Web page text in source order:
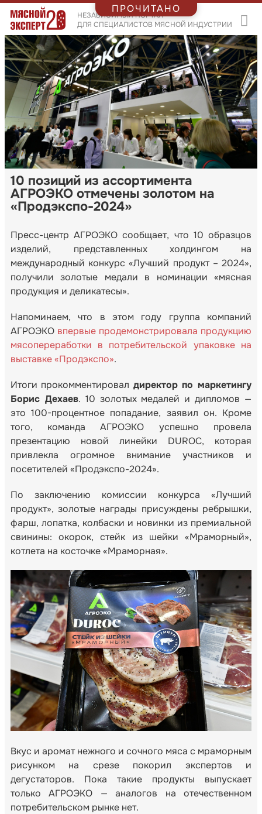
НЕЗАВИСИМЫЙ ПОРТАЛ
ДЛЯ СПЕЦИАЛИСТОВ МЯСНОЙ ИНДУСТРИИ
10 позиций из ассортимента
АГРОЭКО отмечены золотом на
«Продэкспо-2024»
Пресс-центр АГРОЭКО сообщает, что 10 образцов
изделий, представленных холдингом на
международный конкурс «Лучший продукт – 2024»,
получили золотые медали в номинации «мясная
продукция и деликатесы».
Напоминаем, что в этом году группа компаний
АГРОЭКО впервые продемонстрировала продукцию
мясопереработки в потребительской упаковке на
выставке «Продэкспо».
Итоги прокомментировал директор по маркетингу
Борис Дехаев. 10 золотых медалей и дипломов —
это 100-процентное попадание, заявил он. Кроме
того, команда АГРОЭКО успешно провела
презентацию новой линейки DUROC, которая
привлекла огромное внимание участников и
посетителей «Продэкспо-2024».
По заключению комиссии конкурса «Лучший
продукт», золотые награды присуждены ребрышки,
фарш, лопатка, колбаски и новинки из премиальной
свинины: окорок, стейк из шейки «Мраморный»,
котлета на косточке «Мраморная».
Вкус и аромат нежного и сочного мяса с мраморным
рисунком на срезе покорил экспертов и
дегустаторов. Пока такие продукты выпускает
только АГРОЭКО — аналогов на отечественном
потребительском рынке нет.
ПРОЧИТАНО